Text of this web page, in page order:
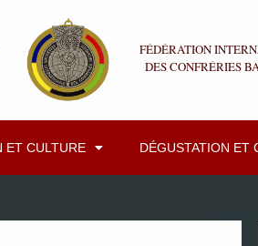
FÉDÉRATION
DES CONFRÉRIES
ET CULTURE DÉGUSTATION ET